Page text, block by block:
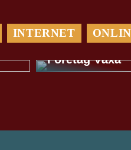
INTERNETHjälper en
Digitalbyrå
Företag Växa